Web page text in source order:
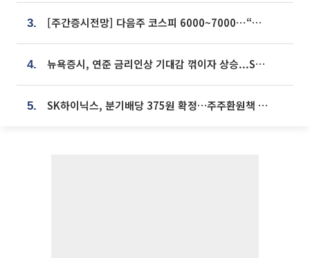
3. [주간증시전망] 다음주 코스피 6000~7000⋯“外人 수급은 정책이 변수”
4. 뉴욕증시, 연준 금리인상 기대감 꺾이자 상승...S&P500 사상 최고치 [종합]
5. SK하이닉스, 분기배당 375원 확정…주주환원책 9월로 앞당겨 발표